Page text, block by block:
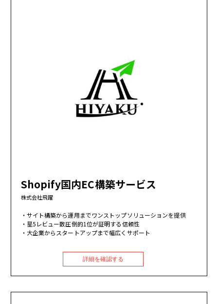
Shopify国内EC構築サービス
株式会社飛躍
サイト構築から運用までワンストップソリューションを提供
星5レビュー数圧倒的1位が証明する信頼性
大企業からスタートアップまで幅広くサポート
詳細を確認する